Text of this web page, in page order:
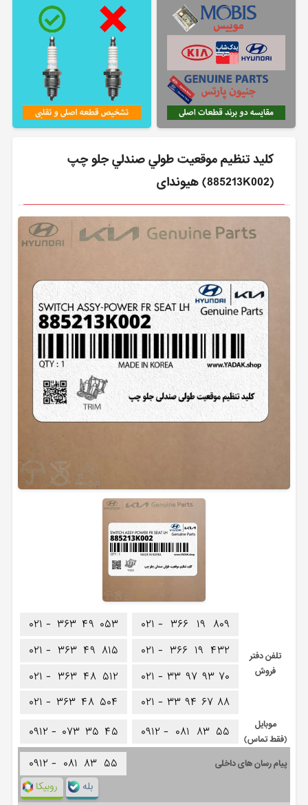
كليد تنظيم موقعيت طولي صندلي جلو چپ
(885213K002) هیوندای
تلفن دفتر
فروش
۰۲۱ - ۳۶۶ ۱۹ ۸۰۹
۰۲۱ - ۳۶۶ ۱۹ ۴۳۲
۰۲۱ - ۳۳ ۹۷ ۹۳ ۷۰
۰۲۱ - ۳۳ ۹۴ ۶۷ ۸۸
۰۲۱ - ۳۶۳ ۴۹ ۰۵۳
۰۲۱ - ۳۶۳ ۴۹ ۸۱۵
۰۲۱ - ۳۶۳ ۴۸ ۵۱۲
۰۲۱ - ۳۶۳ ۴۸ ۵۰۴
موبایل
(فقط تماس)
۰۹۱۲ - ۰۸۱ ۸۳ ۵۵ ۰۹۱۲ - ۰۷۳ ۳۵ ۴۵
پیام رسان های داخلی ۰۹۱۲ - ۰۸۱ ۸۳ ۵۵
روبیکا بله